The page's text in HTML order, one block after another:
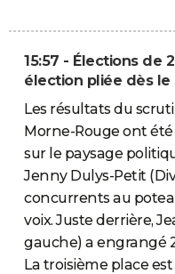
15:57 - Élections de
élection pliée dès le
Les résultats du
Morne-Rouge ont
sur le paysage
Jenny Dulys-Petit
concurrents au
voix. Juste derrière,
gauche) a engrangé
La troisième place